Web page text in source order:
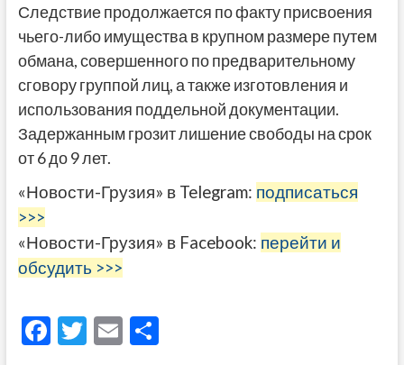
Следствие продолжается по факту присвоения
чьего-либо имущества в крупном размере путем
обмана, совершенного по предварительному
сговору группой лиц, а также изготовления и
использования поддельной документации.
Задержанным грозит лишение свободы на срок
от 6 до 9 лет.
«Новости-Грузия» в Telegram: подписаться
>>>
«Новости-Грузия» в Facebook: перейти и
обсудить >>>
F T E О